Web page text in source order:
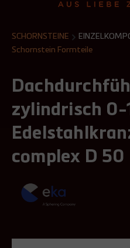
SCHORNSTEINE
Schornstein Formteile
zylindrisch 0-
complex D 50